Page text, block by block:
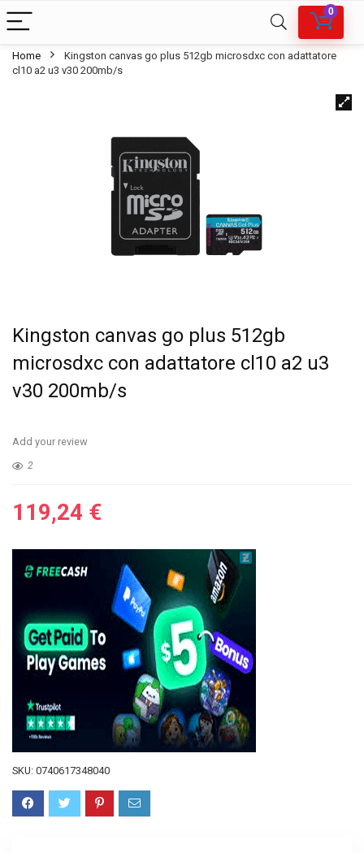
0
Home
Kingston canvas go plus 512gb microsdxc con adattatore
cl10 a2 u3 v30 200mb/s
Kingston canvas go plus 512gb
microsdxc con adattatore cl10 a2 u3
v30 200mb/s
Add your review
2
119,24 €
SKU: 0740617348040